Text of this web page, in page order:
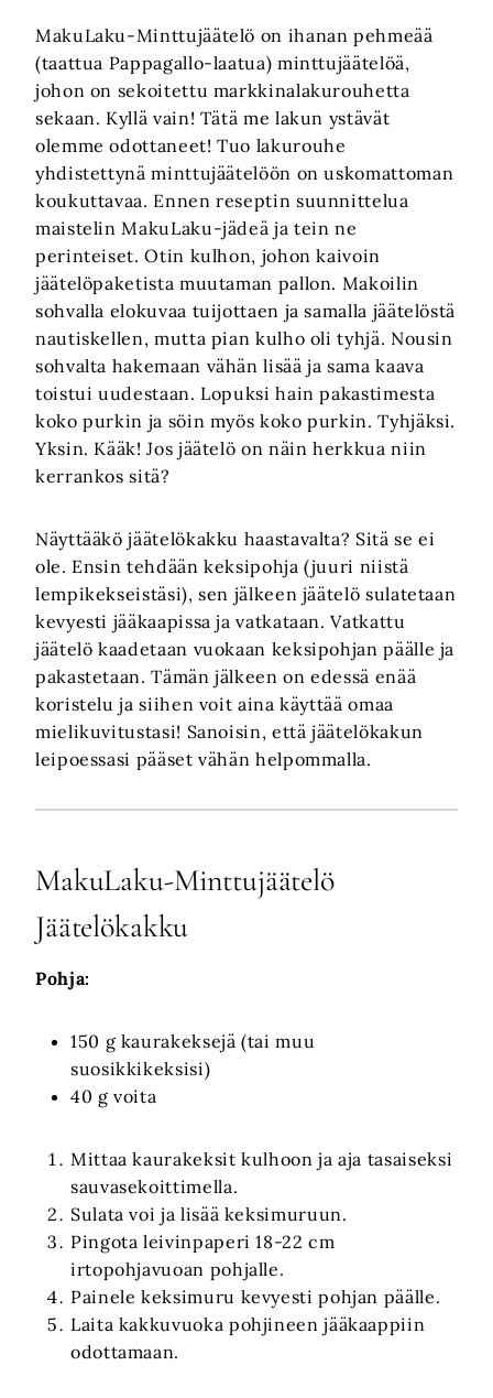
MakuLaku-Minttujäätelö on ihanan pehmeää
(taattua Pappagallo-laatua) minttujäätelöä,
johon on sekoitettu markkinalakurouhetta
sekaan. Kyllä vain! Tätä me lakun ystävät
olemme odottaneet! Tuo lakurouhe
yhdistettynä minttujäätelöön on uskomattoman
koukuttavaa. Ennen reseptin suunnittelua
maistelin MakuLaku-jädeä ja tein ne
perinteiset. Otin kulhon, johon kaivoin
jäätelöpaketista muutaman pallon. Makoilin
sohvalla elokuvaa tuijottaen ja samalla jäätelöstä
nautiskellen, mutta pian kulho oli tyhjä. Nousin
sohvalta hakemaan vähän lisää ja sama kaava
toistui uudestaan. Lopuksi hain pakastimesta
koko purkin ja söin myös koko purkin. Tyhjäksi.
Yksin. Kääk! Jos jäätelö on näin herkkua niin
kerrankos sitä?
Näyttääkö jäätelökakku haastavalta? Sitä se ei
ole. Ensin tehdään keksipohja (juuri niistä
lempikekseistäsi), sen jälkeen jäätelö sulatetaan
kevyesti jääkaapissa ja vatkataan. Vatkattu
jäätelö kaadetaan vuokaan keksipohjan päälle ja
pakastetaan. Tämän jälkeen on edessä enää
koristelu ja siihen voit aina käyttää omaa
mielikuvitustasi! Sanoisin, että jäätelökakun
leipoessasi pääset vähän helpommalla.
MakuLaku-Minttujäätelö
Jäätelökakku
Pohja:
150 g kaurakeksejä (tai muu
suosikkikeksisi)
40 g voita
Mittaa kaurakeksit kulhoon ja aja tasaiseksi
sauvasekoittimella.
Sulata voi ja lisää keksimuruun.
Pingota leivinpaperi 18-22 cm
irtopohjavuoan pohjalle.
Painele keksimuru kevyesti pohjan päälle.
Laita kakkuvuoka pohjineen jääkaappiin
odottamaan.